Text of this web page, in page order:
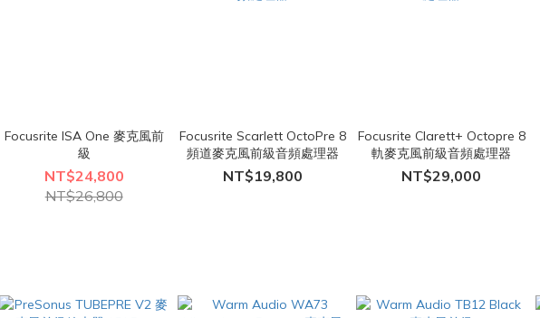
Focusrite ISA One 麥克風前
級
NT$24,800
NT$26,800
Focusrite Scarlett OctoPre 8
頻道麥克風前級音頻處理器
NT$19,800
Focusrite Clarett+ Octopre 8
軌麥克風前級音頻處理器
NT$29,000